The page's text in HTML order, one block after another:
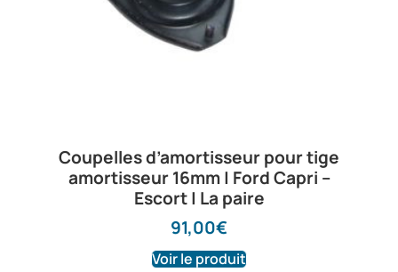
Coupelles d’amortisseur pour tige
amortisseur 16mm | Ford Capri –
Escort | La paire
91,00€
Voir le produit